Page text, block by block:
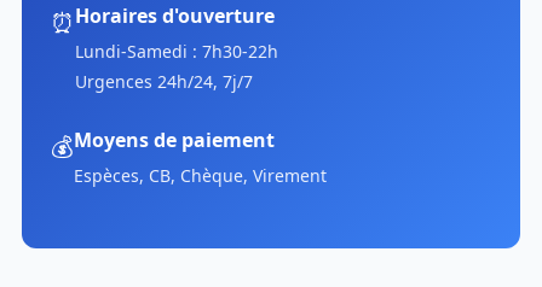
⏰Horaires d'ouverture
Lundi-Samedi : 7h30-22h
Urgences 24h/24, 7j/7
💰Moyens de paiement
Espèces, CB, Chèque, Virement